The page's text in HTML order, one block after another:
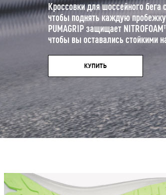
Кроссовки для шоссейного бега
чтобы поднять каждую
PUMAGRIP защищает
чтобы вы оставались стойкими
КУПИТЬ